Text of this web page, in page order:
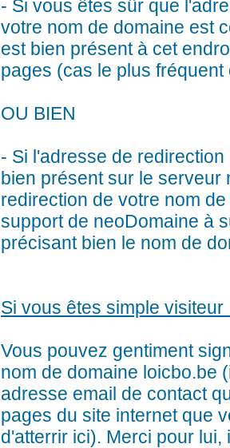
- Si vous êtes sûr que
votre nom de domaine est
est bien présent à cet
pages (cas le plus
OU BIEN
- Si l'adresse de
bien présent sur le serveur
redirection de votre nom
support de neoDomaine à
précisant bien le nom de
Si vous êtes simple visiteur
Vous pouvez gentiment
nom de domaine loicbo.be
adresse email de contact
pages du site internet que
d'atterrir ici). Merci pour